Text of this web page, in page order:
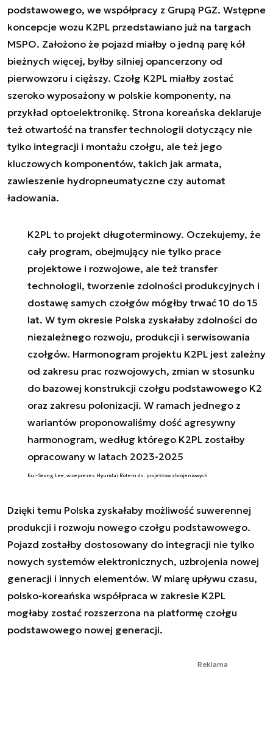
podstawowego, we współpracy z Grupą PGZ. Wstępne
koncepcje wozu K2PL przedstawiano już na targach
MSPO. Założono że pojazd miałby o jedną parę kół
bieżnych więcej, byłby silniej opancerzony od
pierwowzoru i cięższy. Czołg K2PL miałby zostać
szeroko wyposażony w polskie komponenty, na
przykład optoelektronikę. Strona koreańska deklaruje
też otwartość na transfer technologii dotyczący nie
tylko integracji i montażu czołgu, ale też jego
kluczowych komponentów, takich jak armata,
zawieszenie hydropneumatyczne czy automat
ładowania.
K2PL to projekt długoterminowy. Oczekujemy, że
cały program, obejmujący nie tylko prace
projektowe i rozwojowe, ale też transfer
technologii, tworzenie zdolności produkcyjnych i
dostawę samych czołgów mógłby trwać 10 do 15
lat. W tym okresie Polska zyskałaby zdolności do
niezależnego rozwoju, produkcji i serwisowania
czołgów. Harmonogram projektu K2PL jest zależny
od zakresu prac rozwojowych, zmian w stosunku
do bazowej konstrukcji czołgu podstawowego K2
oraz zakresu polonizacji. W ramach jednego z
wariantów proponowaliśmy dość agresywny
harmonogram, według którego K2PL zostałby
opracowany w latach 2023-2025
Eui-Seong Lee, wiceprezes Hyundai Rotem ds. projektów zbrojeniowych
Dzięki temu Polska zyskałaby możliwość suwerennej
produkcji i rozwoju nowego czołgu podstawowego.
Pojazd zostałby dostosowany do integracji nie tylko
nowych systemów elektronicznych, uzbrojenia nowej
generacji i innych elementów. W miarę upływu czasu,
polsko-koreańska współpraca w zakresie K2PL
mogłaby zostać rozszerzona na platformę czołgu
podstawowego nowej generacji.
Reklama